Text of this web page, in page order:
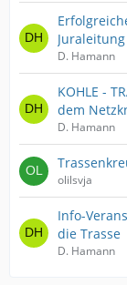
Juraleitung
D. Hamann
KOHLE -
dem
D. Hamann
olilsvja
Info-
die Trasse
D. Hamann